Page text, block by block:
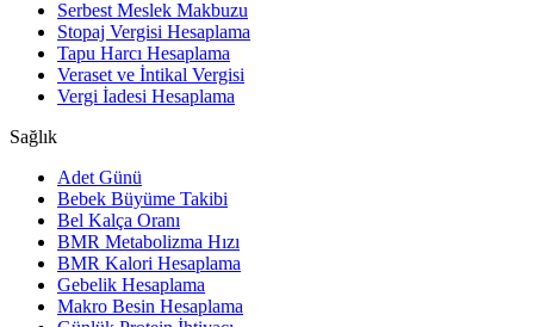
Serbest Meslek Makbuzu
Stopaj Vergisi Hesaplama
Tapu Harcı Hesaplama
Veraset ve İntikal Vergisi
Vergi İadesi Hesaplama
Sağlık
Adet Günü
Bebek Büyüme Takibi
Bel Kalça Oranı
BMR Metabolizma Hızı
BMR Kalori Hesaplama
Gebelik Hesaplama
Makro Besin Hesaplama